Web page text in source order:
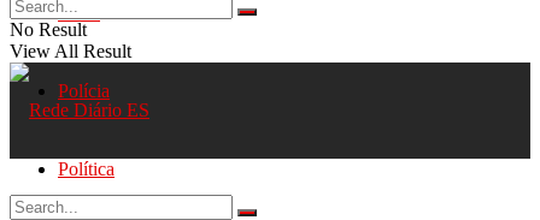
Geral
Polícia
Política
No Result
View All Result